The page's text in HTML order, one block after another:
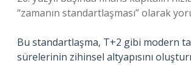
“zamanın standartlaşması” olarak
Bu standartlaşma, T+2 gibi modern
sürelerinin zihinsel altyapısını